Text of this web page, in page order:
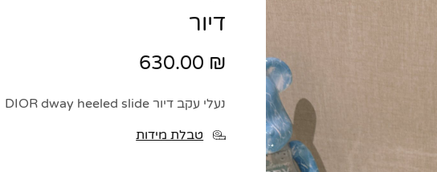
דיור
630.00 ₪
נעלי עקב דיור DIOR dway heeled slide
טבלת מידות